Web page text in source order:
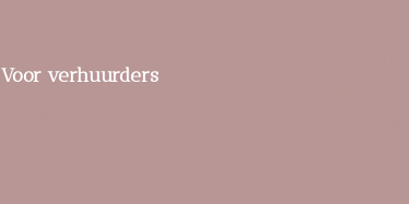
Voor verhuurders